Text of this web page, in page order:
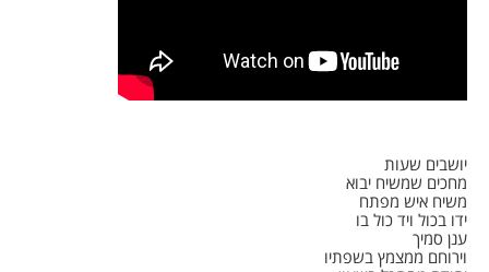
יושבים שעות
מחכים שמשיח יבוא
משיח איש מפתח
ידו בכול ויד כול בו
ענן סמיך
וירוחם ממצמץ בשפתיו